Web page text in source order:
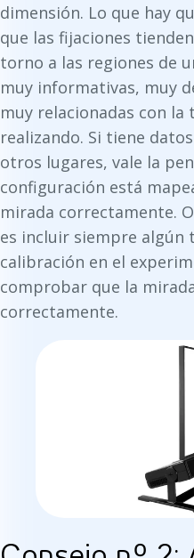
dimensión. Lo que hay
que las fijaciones
torno a las regiones de
muy informativas, muy
muy relacionadas con la
realizando. Si tiene
otros lugares, vale la
configuración está
mirada correctamente.
es incluir siempre algún
calibración en el
comprobar que la
correctamente.